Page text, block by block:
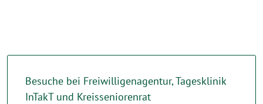
Besuche bei Freiwilligenagentur, Tagesklinik
InTakT und Kreisseniorenrat